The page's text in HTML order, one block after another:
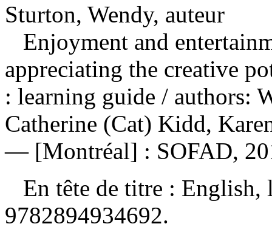
Sturton, Wendy, auteur
Enjoyment and
appreciating the creative
: learning guide / authors:
Catherine (Cat) Kidd,
— [Montréal] : SOFAD,
En tête de titre : English,
9782894934692.